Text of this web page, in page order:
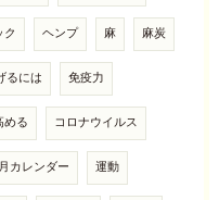
ヘンプ 麻 麻炭
るには 免疫力
める コロナウイルス
カレンダー 運動